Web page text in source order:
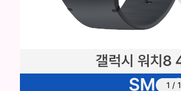
1 / 1